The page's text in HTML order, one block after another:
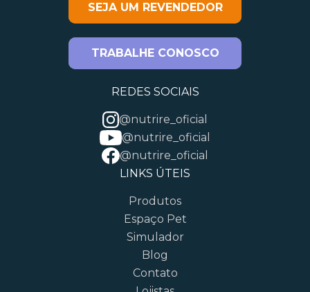
SEJA UM REVENDEDOR
TRABALHE CONOSCO
REDES SOCIAIS
@nutrire_oficial
@nutrire_oficial
@nutrire_oficial
LINKS ÚTEIS
Produtos
Espaço Pet
Simulador
Blog
Contato